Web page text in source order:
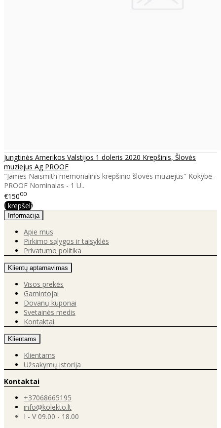
Jungtinės Amerikos Valstijos 1 doleris 2020 Krepšinis, Šlovės
muziejus Ag PROOF
"James Naismith memorialinis krepšinio šlovės muziejus" Kokybė -
PROOF Nominalas - 1 U..
€15000
Į krepšelį
Informacija
Apie mus
Pirkimo sąlygos ir taisyklės
Privatumo politika
Klientų aptarnavimas
Visos prekės
Gamintojai
Dovanų kuponai
Svetainės medis
Kontaktai
Klientams
Klientams
Užsakymų istorija
Kontaktai
+37068665195
info@kolekto.lt
I - V 09.00 - 18.00